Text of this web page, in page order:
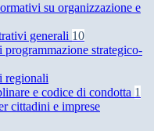
su organizzazione e
generali 10
strategico-
regionali
e codice di condotta 1
cittadini e imprese